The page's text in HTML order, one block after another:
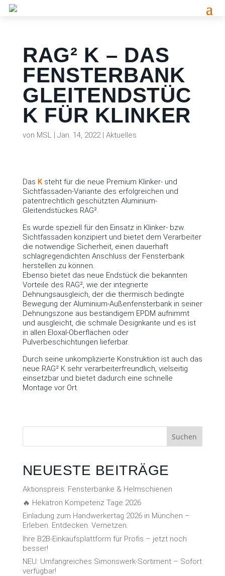
RAG² K – DAS
FENSTERBANK
GLEITENDSTÜC
K FÜR KLINKER
von MSL | Jan. 14, 2022| Aktuelles
Das Ksteht für die neue Premium Klinker- und
Sichtfassaden-Variante des erfolgreichen und
patentrechtlich geschützten Aluminium-
Gleitendstückes RAG².
Es wurde speziell für den Einsatz in Klinker- bzw.
Sichtfassaden konzipiert und bietet dem Verarbeiter
die notwendige Sicherheit, einen dauerhaft
schlagregendichten Anschluss der Fensterbank
herstellen zu können.
Ebenso bietet das neue Endstück die bekannten
Vorteile des RAG², wie der integrierte
Dehnungsausgleich, der die thermisch bedingte
Bewegung der Aluminium-Außenfensterbank in seiner
Dehnungszone aus beständigem EPDM aufnimmt
und ausgleicht, die schmale Designkante und es ist
in allen Eloxal-Oberflächen oder
Pulverbeschichtungen lieferbar.
Durch seine unkomplizierte Konstruktion ist auch das
neue RAG² K sehr verarbeiterfreundlich, vielseitig
einsetzbar und bietet dadurch eine schnelle
Montage vor Ort.
Suchen
NEUESTE BEITRÄGE
Aktionspreis: Fensterbänke & Helmschienen
🔥 Hekatron Kompetenz Tage 2026
Einladung zum Handwerkertag 2026 in München –
Erleben. Entdecken. Vernetzen.
Ihre B2B-Einkaufsplattform für Profis – jetzt noch
besser!
NEU: Umfangreiches Simonswerk-Sortiment – Sofort
verfügbar!